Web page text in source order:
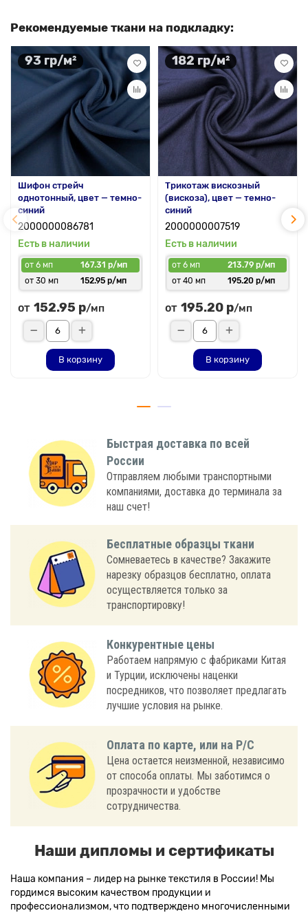
Рекомендуемые ткани на подкладку:
93 гр/м²
Шифон стрейч
однотонный, цвет — темно-
синий
2000000086781
Есть в наличии
от 6 мп
167.31 р/мп
от 30 мп
152.95 р/мп
от 152.95 р/мп
В корзину
182 гр/м²
Трикотаж вискозный
(вискоза), цвет — темно-
синий
2000000007519
Есть в наличии
от 6 мп
213.79 р/мп
от 40 мп
195.20 р/мп
от 195.20 р/мп
В корзину
Быстрая доставка по всей
России
Отправляем любыми транспортными
компаниями, доставка до терминала за
наш счет!
Бесплатные образцы ткани
Сомневаетесь в качестве? Закажите
нарезку образцов бесплатно, оплата
осуществляется только за
транспортировку!
Конкурентные цены
Работаем напрямую с фабриками Китая
и Турции, исключены наценки
посредников, что позволяет предлагать
лучшие условия на рынке.
Оплата по карте, или на Р/С
Цена остается неизменной, независимо
от способа оплаты. Мы заботимся о
прозрачности и удобстве
сотрудничества.
Наши дипломы и сертификаты
Наша компания – лидер на рынке текстиля в России! Мы
гордимся высоким качеством продукции и
профессионализмом, что подтверждено многочисленными